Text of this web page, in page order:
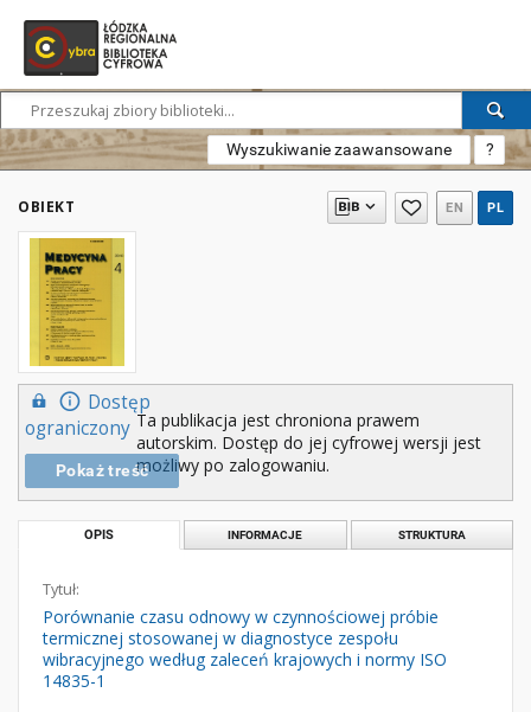
Wyszukiwanie zaawansowane ?
OBIEKT EN PL
Dostęp
ograniczony
Pokaż treść
Ta publikacja jest chroniona prawem
autorskim. Dostęp do jej cyfrowej wersji jest
możliwy po zalogowaniu.
OPIS INFORMACJE STRUKTURA
Tytuł:
Porównanie czasu odnowy w czynnościowej próbie
termicznej stosowanej w diagnostyce zespołu
wibracyjnego według zaleceń krajowych i normy ISO
14835-1